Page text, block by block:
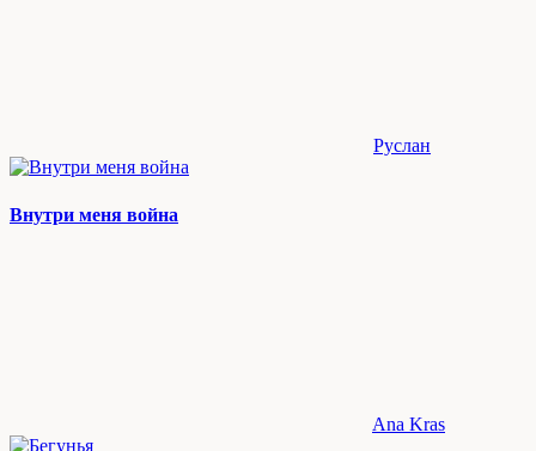
Руслан
Внутри меня война
Ana Kras